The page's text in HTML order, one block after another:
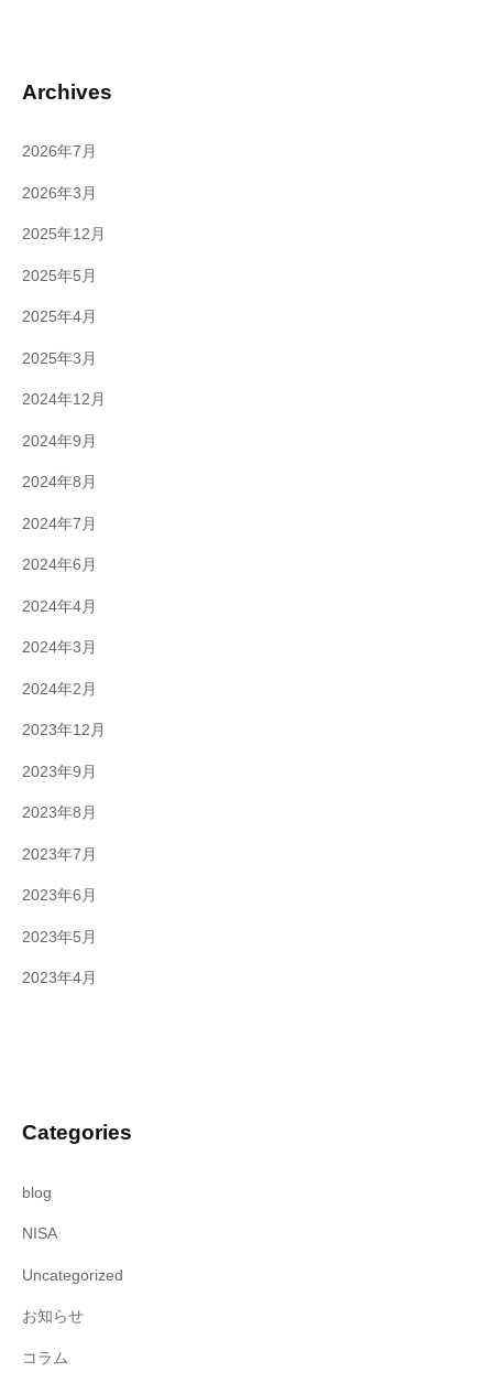
Archives
2026年7月
2026年3月
2025年12月
2025年5月
2025年4月
2025年3月
2024年12月
2024年9月
2024年8月
2024年7月
2024年6月
2024年4月
2024年3月
2024年2月
2023年12月
2023年9月
2023年8月
2023年7月
2023年6月
2023年5月
2023年4月
Categories
blog
NISA
Uncategorized
お知らせ
コラム